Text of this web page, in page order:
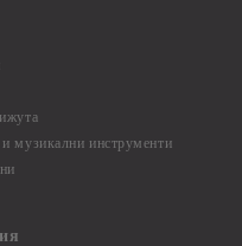
музикални инструменти